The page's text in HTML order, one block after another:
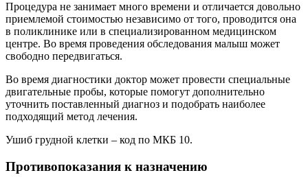
Процедура не занимает много времени и отличается довольно
приемлемой стоимостью независимо от того, проводится она
в поликлинике или в специализированном медицинском
центре. Во время проведения обследования малыш может
свободно передвигаться.
Во время диагностики доктор может провести специальные
двигательные пробы, которые помогут дополнительно
уточнить поставленный диагноз и подобрать наиболее
подходящий метод лечения.
Ушиб грудной клетки – код по МКБ 10.
Противопоказания к назначению